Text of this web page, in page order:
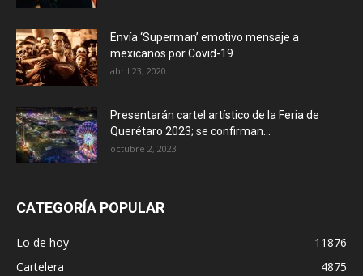
Envía ‘Superman’ emotivo mensaje a
mexicanos por Covid-19
abril 23, 2020
Presentarán cartel artístico de la Feria de
Querétaro 2023; se confirman...
octubre 2, 2023
CATEGORÍA POPULAR
Lo de hoy
11876
Cartelera
4875